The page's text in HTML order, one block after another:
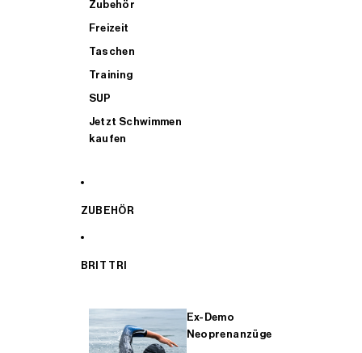
Zubehör
Freizeit
Taschen
Training
SUP
Jetzt Schwimmen
kaufen
ZUBEHÖR
BRIT TRI
Ex-Demo
Neoprenanzüge